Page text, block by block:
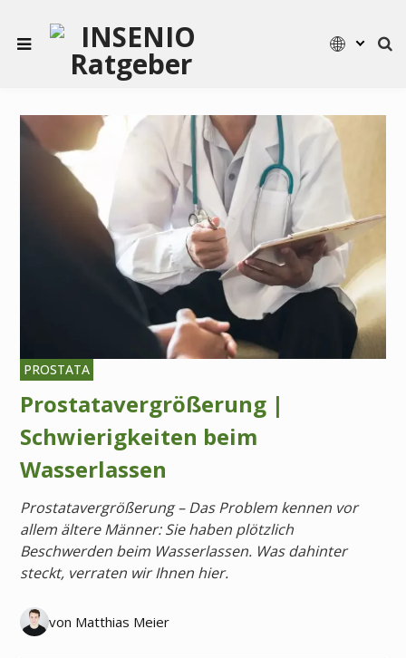
PROSTATA
Prostatavergrößerung |
Schwierigkeiten beim
Wasserlassen
Prostatavergrößerung – Das Problem kennen vor
allem ältere Männer: Sie haben plötzlich
Beschwerden beim Wasserlassen. Was dahinter
steckt, verraten wir Ihnen hier.
von Matthias Meier